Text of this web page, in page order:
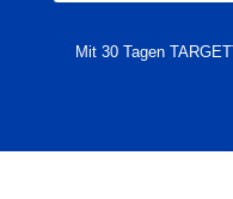
Mit 30 Tagen